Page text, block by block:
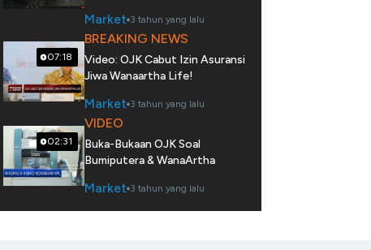
Market 3 tahun yang lalu
07:18
BREAKING NEWS
Video: OJK Cabut Izin Asuransi
Jiwa Wanaartha Life!
Market 3 tahun yang lalu
02:31
VIDEO
Buka-Bukaan OJK Soal
Bumiputera & WanaArtha
Market 3 tahun yang lalu